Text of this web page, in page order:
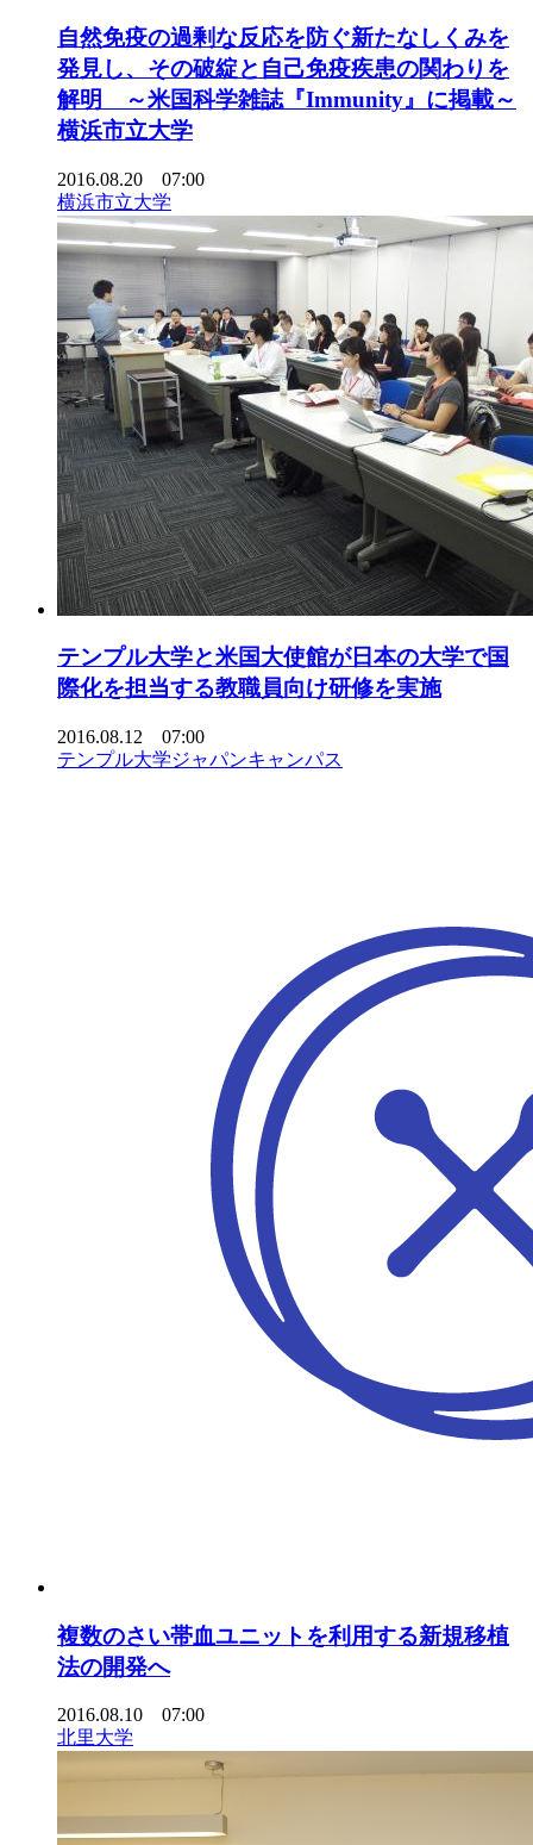
自然免疫の過剰な反応を防ぐ新たなしくみを
発見し、その破綻と自己免疫疾患の関わりを
解明 ～米国科学雑誌『Immunity』に掲載～
横浜市立大学
2016.08.20 07:00
横浜市立大学
テンプル大学と米国大使館が日本の大学で国
際化を担当する教職員向け研修を実施
2016.08.12 07:00
テンプル大学ジャパンキャンパス
複数のさい帯血ユニットを利用する新規移植
法の開発へ
2016.08.10 07:00
北里大学